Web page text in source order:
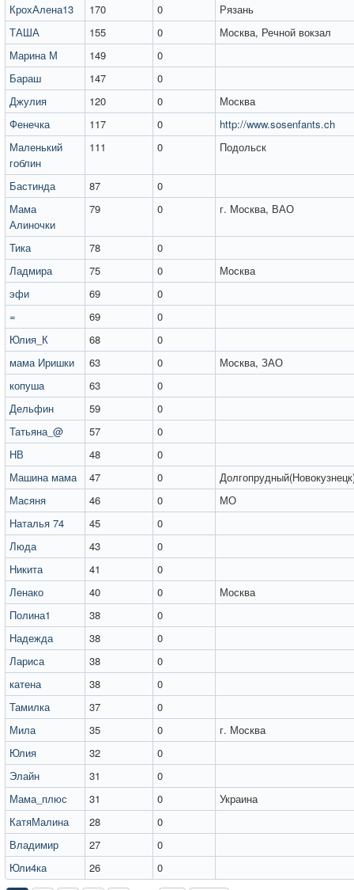
КрохАлена13 170 0
Рязань
ТАША
155 0
Москва, Речной вокзал
Марина М
149
0
Бараш
147
0
Джулия
120 0
Москва
Фенечка
117 0
http://www.sosenfants.ch
Маленький
гоблин
111 0 Подольск
Бастинда 87
0
Мама
Алиночки
79 0 г. Москва, ВАО
Тика 78
0
Ладмира
75 0
Москва
эфи
69
0
=
69
0
Юлия_К
68
0
мама Иришки
63 0
Москва, ЗАО
копуша
63
0
Дельфин
59
0
Татьяна_@
57
0
НВ
48
0
Машина мама
47 0
Масяня
46 0
МО
Наталья 74
45
0
Люда
43
0
Никита
41
0
Ленако
40 0
Москва
Полина1
38
0
Надежда
38
0
Лариса
38
0
катена
38
0
Тамилка
37
0
Мила
35 0
г. Москва
Юлия
32
0
Элайн
31
0
Мама_плюс
31 0
Украина
КатяМалина
28
0
Владимир
27
0
Юли4ка
26 0